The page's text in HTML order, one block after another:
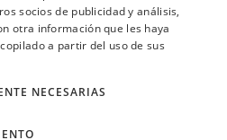
Contacta
socios de publicidad y análisis,
otra información que les haya
a partir del uso de sus
NECESARIAS